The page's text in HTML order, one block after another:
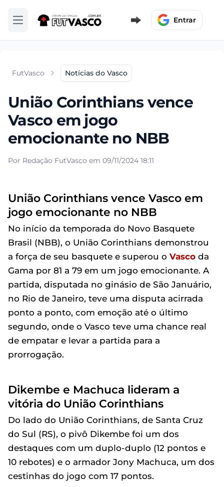
Abrir menu Entrar
FutVasco Notícias do Vasco
União Corinthians vence
Vasco em jogo
emocionante no NBB
Por Redação FutVasco em 09/11/2024 18:11
União Corinthians vence Vasco em
jogo emocionante no NBB
No início da temporada do Novo Basquete
Brasil (NBB), o União Corinthians demonstrou
a força de seu basquete e superou o Vasco da
Gama por 81 a 79 em um jogo emocionante. A
partida, disputada no ginásio de São Januário,
no Rio de Janeiro, teve uma disputa acirrada
ponto a ponto, com emoção até o último
segundo, onde o Vasco teve uma chance real
de empatar e levar a partida para a
prorrogação.
Dikembe e Machuca lideram a
vitória do União Corinthians
Do lado do União Corinthians, de Santa Cruz
do Sul (RS), o pivô Dikembe foi um dos
destaques com um duplo-duplo (12 pontos e
10 rebotes) e o armador Jony Machuca, um dos
cestinhas do jogo com 17 pontos.